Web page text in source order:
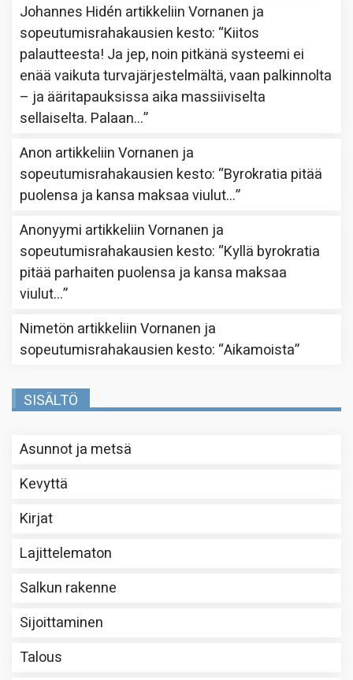
Johannes Hidén artikkeliinVornanen ja
sopeutumisrahakausien kesto: “Kiitos
palautteesta! Ja jep, noin pitkänä systeemi ei
enää vaikuta turvajärjestelmältä, vaan palkinnolta
– ja ääritapauksissa aika massiiviselta
sellaiselta. Palaan…”
Anon artikkeliinVornanen ja
sopeutumisrahakausien kesto: “Byrokratia pitää
puolensa ja kansa maksaa viulut…”
Anonyymi artikkeliinVornanen ja
sopeutumisrahakausien kesto: “Kyllä byrokratia
pitää parhaiten puolensa ja kansa maksaa
viulut…”
Nimetön artikkeliinVornanen ja
sopeutumisrahakausien kesto: “Aikamoista”
SISÄLTÖ
Asunnot ja metsä
Kevyttä
Kirjat
Lajittelematon
Salkun rakenne
Sijoittaminen
Talous